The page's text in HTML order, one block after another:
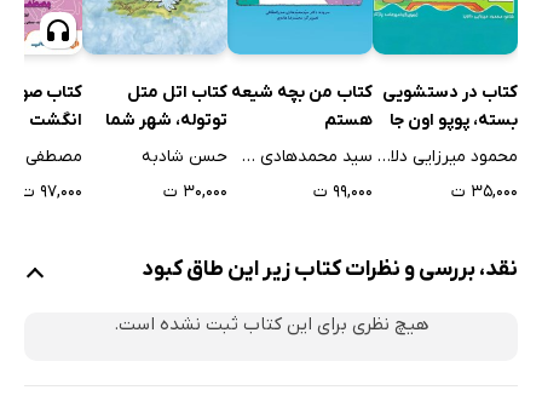
کتاب در دستشویی
بسته، پوپو اون جا
نشسته
محمود میرزایی دلاویز
۳۵,۰۰۰ ت
کتاب من بچه شیعه
هستم
سید محمدهادی صدرالحفاظی
۹۹,۰۰۰ ت
کتاب اتل متل
توتوله، شهر شما
چه جوره؟!
حسن شادبه
۳۰,۰۰۰ ت
کتاب صوتی
انگشت
(غذاها و
۹۷,۰۰۰ ت
نقد، بررسی و نظرات کتاب زیر این طاق کبود
هیچ نظری برای این کتاب ثبت نشده است.